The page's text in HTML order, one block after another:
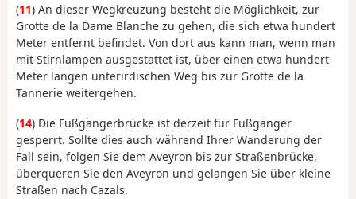
(11) An dieser Wegkreuzung besteht die Möglichkeit, zur
Grotte de la Dame Blanche zu gehen, die sich etwa hundert
Meter entfernt befindet. Von dort aus kann man, wenn man
mit Stirnlampen ausgestattet ist, über einen etwa hundert
Meter langen unterirdischen Weg bis zur Grotte de la
Tannerie weitergehen.
(14) Die Fußgängerbrücke ist derzeit für Fußgänger
gesperrt. Sollte dies auch während Ihrer Wanderung der
Fall sein, folgen Sie dem Aveyron bis zur Straßenbrücke,
überqueren Sie den Aveyron und gelangen Sie über kleine
Straßen nach Cazals.